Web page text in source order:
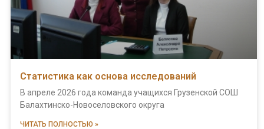
Статистика как основа исследований
В апреле 2026 года команда учащихся Грузенской СОШ
Балахтинско-Новоселовского округа
ЧИТАТЬ ПОЛНОСТЬЮ »